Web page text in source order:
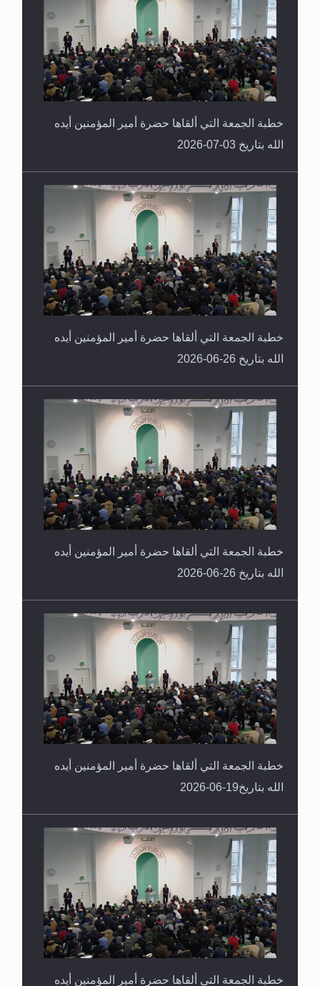
خطبة الجمعة التي ألقاها حضرة أمير المؤمنين أيده
الله بتاريخ 03-07-2026
خطبة الجمعة التي ألقاها حضرة أمير المؤمنين أيده
الله بتاريخ 26-06-2026
خطبة الجمعة التي ألقاها حضرة أمير المؤمنين أيده
الله بتاريخ 26-06-2026
خطبة الجمعة التي ألقاها حضرة أمير المؤمنين أيده
الله بتاريخ19-06-2026
خطبة الجمعة التي ألقاها حضرة أمير المؤمنين أيده